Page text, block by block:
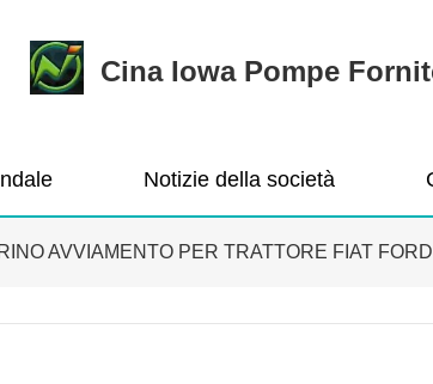
Cina Iowa Pompe
Notizie della società
AVVIAMENTO PER TRATTORE FIAT